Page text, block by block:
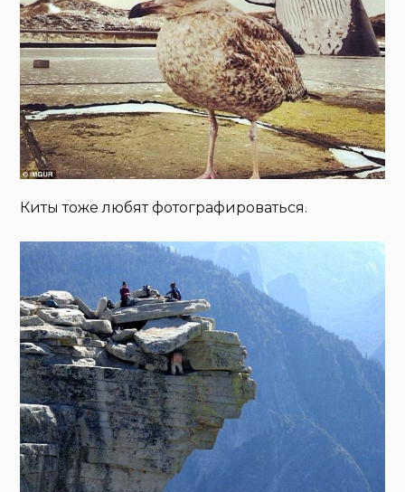
Киты тоже любят фотографироваться.